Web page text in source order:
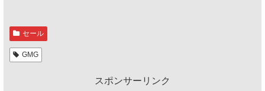
セール
GMG
スポンサーリンク